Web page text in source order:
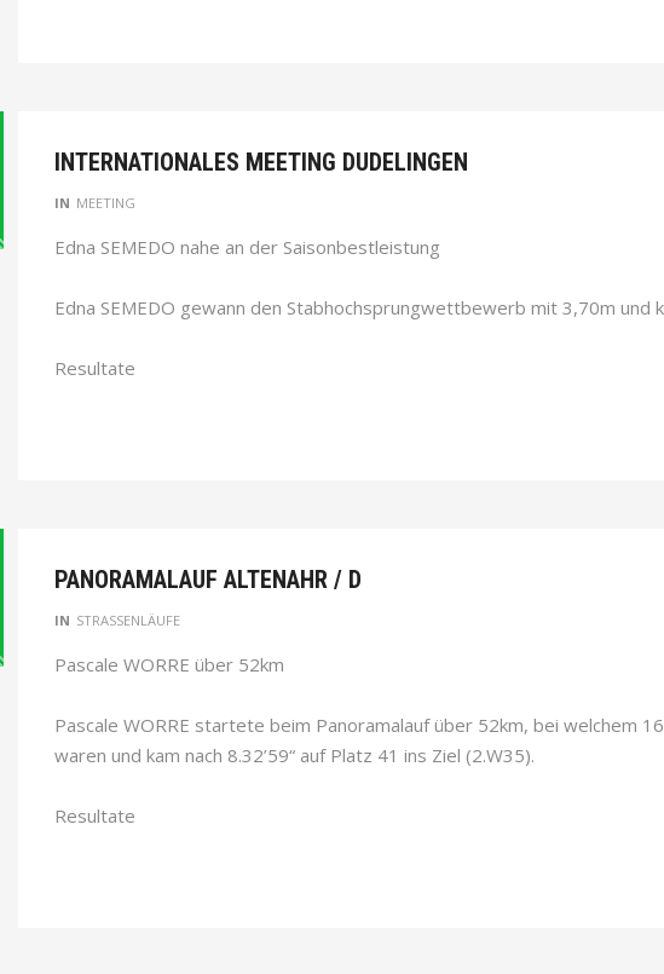
INTERNATIONALES MEETING DUDELINGEN
IN MEETING
Edna SEMEDO nahe an der Saisonbestleistung
Edna SEMEDO gewann den Stabhochsprungwettbewerb mit 3,70m und
Resultate
PANORAMALAUF ALTENAHR / D
IN STRASSENLÄUFE
Pascale WORRE über 52km
Pascale WORRE startete beim Panoramalauf über 52km, bei welchem
waren und kam nach 8.32’59“ auf Platz 41 ins Ziel (2.W35).
Resultate